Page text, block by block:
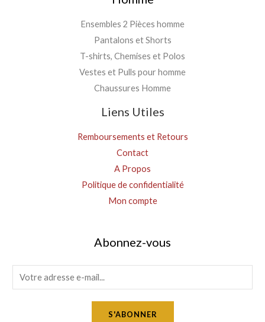
Ensembles 2 Pièces homme
Pantalons et Shorts
T-shirts, Chemises et Polos
Vestes et Pulls pour homme
Chaussures Homme
Liens Utiles
Remboursements et Retours
Contact
A Propos
Politique de confidentialité
Mon compte
Abonnez-vous
m
S'ABONNER